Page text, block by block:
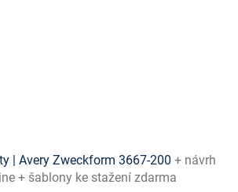
| Avery Zweckform 3667-200 + návrh
+ šablony ke stažení zdarma